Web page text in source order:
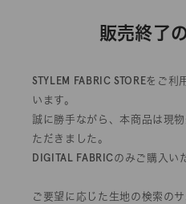
販売終了
STYLEM FABRIC STOREをご
います。
誠に勝手ながら、本商品は現
ただきました。
DIGITAL FABRICのみご購入い
ご要望に応じた生地の検索の